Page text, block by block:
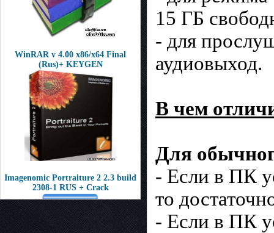
WinRAR v 4.00 x86/x64 Final
(Rus)+ KEYGEN
Imagenomic Portraiture 2 2.3 build
2308-1 RUS + Crack
15 ГБ
- для
аудиовыход.
В чем
Для
- Если в ПК
то
- Если в ПК